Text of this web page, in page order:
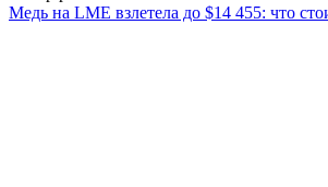
Медь на LME взлетела до $14 455: что